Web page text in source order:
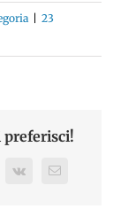
23
preferisci!
Vk Email